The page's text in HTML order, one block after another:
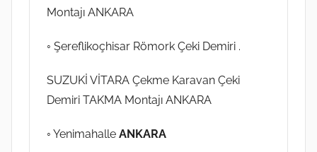
Montajı ANKARA
◦ Şereflikoçhisar Römork Çeki Demiri .
SUZUKİ VİTARA Çekme Karavan Çeki
Demiri TAKMA Montajı ANKARA
◦ Yenimahalle ANKARA